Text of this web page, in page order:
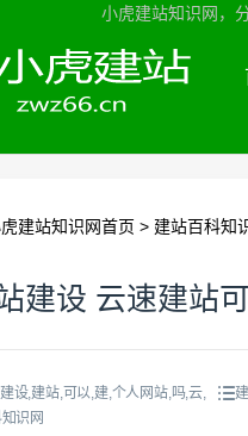
小虎建站知识网，
建站知识网首页 > 建站百科知
建设 云速建站
设,建站,可以,建,个人网站,吗,云,
识网